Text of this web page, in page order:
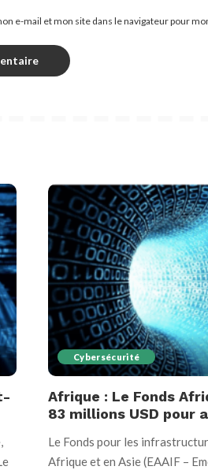
e-mail et mon site dans le navigateur pour
Cybersécurité
Afrique : Le Fonds
83 millions USD pour
Le Fonds pour les
Afrique et en Asie (EAAIF –